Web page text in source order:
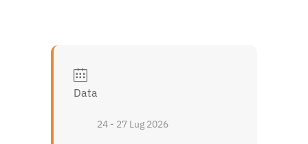
Data
24 - 27 Lug 2026